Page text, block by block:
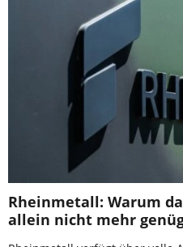
Rheinmetall: Warum
allein nicht mehr